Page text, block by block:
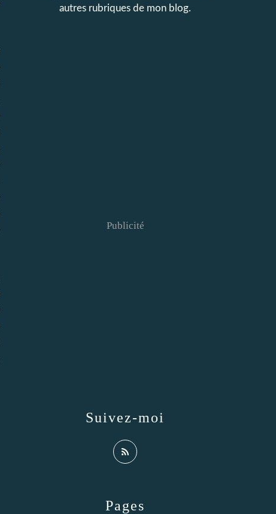
Pages
autres rubriques de mon blog.
Suivez-moi
Publicité